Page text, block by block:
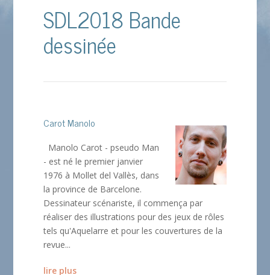
SDL2018 Bande
dessinée
Carot Manolo
Manolo Carot - pseudo Man
- est né le premier janvier
1976 à Mollet del Vallès, dans
la province de Barcelone.
Dessinateur scénariste, il commença par
réaliser des illustrations pour des jeux de rôles
tels qu'Aquelarre et pour les couvertures de la
revue...
lire plus